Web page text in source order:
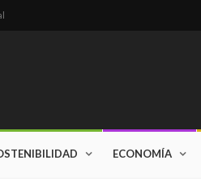
ECONOMÍA